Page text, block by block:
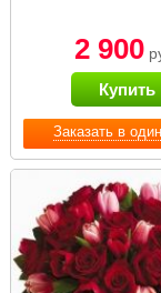
Заказать в
2 900
Купить